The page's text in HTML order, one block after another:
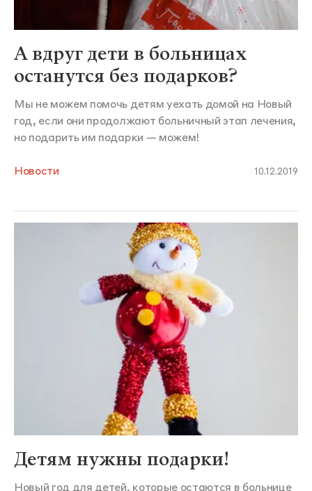
А вдруг дети в больницах
останутся без подарков?
Мы не можем помочь детям уехать домой на Новый
год, если они продолжают больничный этап лечения,
но подарить им подарки — можем!
Новости 10.12.2019
Детям нужны подарки!
Новый год для детей, которые остаются в больнице